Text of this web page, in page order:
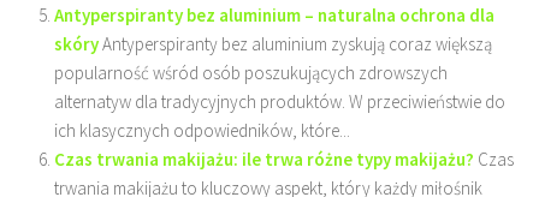
Antyperspiranty bez aluminium – naturalna ochrona dla
skóryAntyperspiranty bez aluminium zyskują coraz większą
popularność wśród osób poszukujących zdrowszych
alternatyw dla tradycyjnych produktów. W przeciwieństwie do
ich klasycznych odpowiedników, które...
Czas trwania makijażu: ile trwa różne typy makijażu? Czas
trwania makijażu to kluczowy aspekt, który każdy miłośnik